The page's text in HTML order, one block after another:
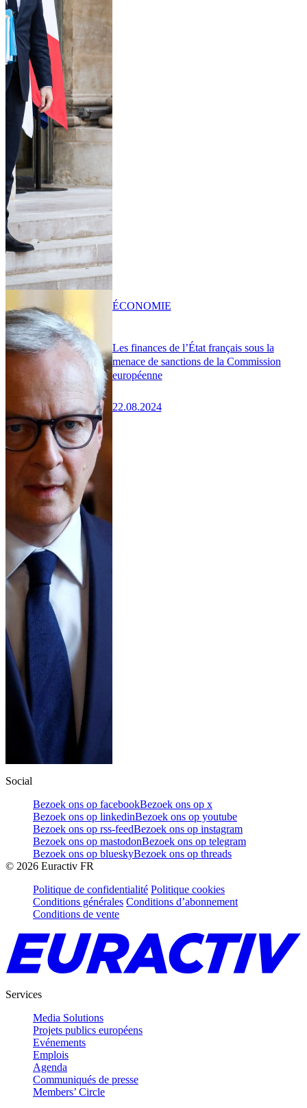
Les finances de l’État français sous la
menace de sanctions de la Commission
européenne
22.08.2024
ÉCONOMIE
Social
Bezoek ons op facebookBezoek ons op x
Bezoek ons op linkedinBezoek ons op youtube
Bezoek ons op rss-feedBezoek ons op instagram
Bezoek ons op mastodonBezoek ons op telegram
Bezoek ons op blueskyBezoek ons op threads
© 2026 Euractiv FR
Politique de confidentialité Politique cookies
Conditions générales Conditions d’abonnement
Conditions de vente
Services
Media Solutions
Projets publics européens
Evénements
Emplois
Agenda
Communiqués de presse
Members’ Circle